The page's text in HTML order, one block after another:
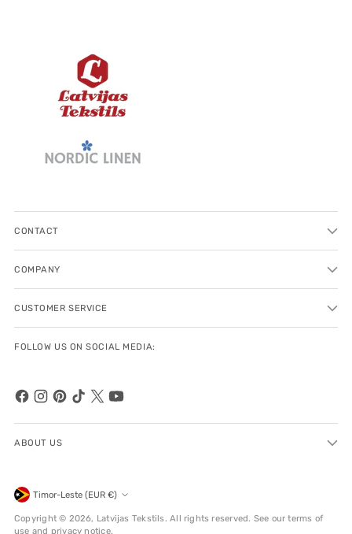
CONTACT
COMPANY
CUSTOMER SERVICE
FOLLOW US ON SOCIAL MEDIA:
ABOUT US
Currency Timor-Leste (EUR €)
Copyright © 2026, Latvijas Tekstils. All rights reserved. See our terms of
use and privacy notice.